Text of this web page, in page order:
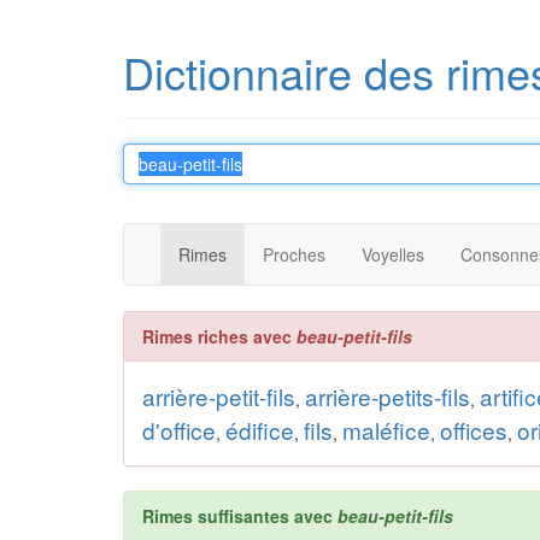
Dictionnaire des
Rimes Proches Voyelles
Rimes riches avec beau-petit-fils
arrière-petit-fils, arrière-petits-fils,
d'office, édifice, fils, maléfice, offices,
Rimes suffisantes avec beau-petit-fils